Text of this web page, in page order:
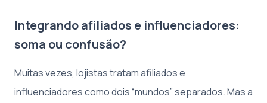
Integrando afiliados e influenciadores:
soma ou confusão?
Muitas vezes, lojistas tratam afiliados e
influenciadores como dois “mundos” separados. Mas a